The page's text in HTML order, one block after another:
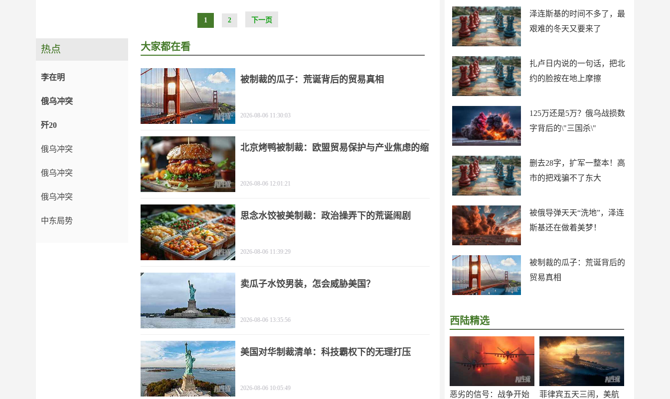
1 2 下一页
泽连斯基的时间不多了，最
艰难的冬天又要来了
扎卢日内说的一句话，把北
约的脸按在地上摩擦
125万还是5万？俄乌战损数
字背后的\"三国杀\"
删去28字，扩军一整本！高
市的把戏骗不了东大
被俄导弹天天“洗地”，泽连
斯基还在做着美梦！
被制裁的瓜子：荒诞背后的
贸易真相
西陆精选
恶劣的信号：战争开始
菲律宾五天三闹，美航
热点
李在明
俄乌冲突
歼20
俄乌冲突
俄乌冲突
俄乌冲突
中东局势
大家都在看
被制裁的瓜子：荒诞背后的贸易真相
2026-08-06 11:30:03
北京烤鸭被制裁：欧盟贸易保护与产业焦虑的缩
2026-08-06 12:01:21
思念水饺被美制裁：政治操弄下的荒诞闹剧
2026-08-06 11:39:29
卖瓜子水饺男装，怎会威胁美国？
2026-08-06 13:35:56
美国对华制裁清单：科技霸权下的无理打压
2026-08-06 10:05:49